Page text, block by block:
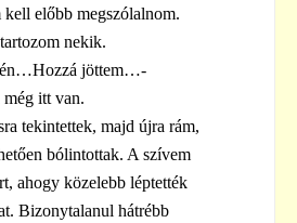
kell előbb megszólalnom.
nekik.
jöttem…-
itt van.
tekintettek, majd újra rám,
bólintottak. A szívem
ahogy közelebb léptették
Bizonytalanul hátrébb